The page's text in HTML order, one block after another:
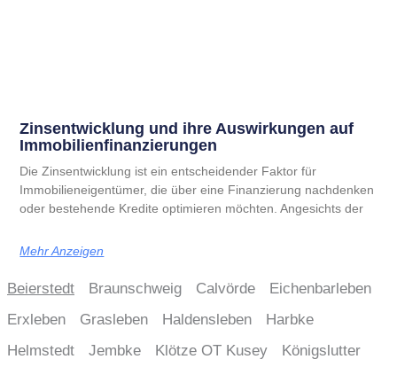
Zinsentwicklung und ihre Auswirkungen auf
Immobilienfinanzierungen
Die Zinsentwicklung ist ein entscheidender Faktor für
Immobilieneigentümer, die über eine Finanzierung nachdenken
oder bestehende Kredite optimieren möchten. Angesichts der
Mehr Anzeigen
Beierstedt Braunschweig Calvörde
Eichenbarleben
Erxleben
Grasleben Haldensleben
Harbke
Helmstedt
Jembke Klötze OT Kusey
Königslutter